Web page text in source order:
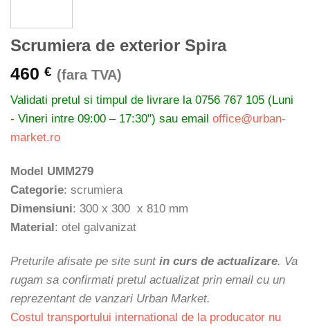
Scrumiera de exterior Spira
460 € (fara TVA)
Validati pretul si timpul de livrare la 0756 767 105 (Luni
- Vineri intre 09:00 – 17:30") sau email office@urban-
market.ro
Model UMM279
Categorie: scrumiera
Dimensiuni: 300 x 300 x 810 mm
Material : otel galvanizat
Preturile afisate pe site sunt in curs de actualizare. Va
rugam sa confirmati pretul actualizat prin email cu un
reprezentant de vanzari Urban Market.
Costul transportului international de la producator nu